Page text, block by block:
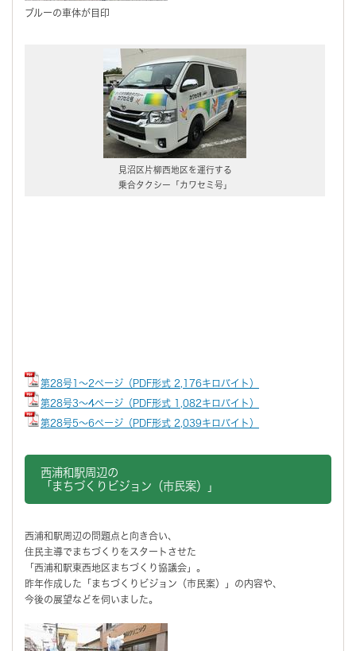
ブルーの車体が目印
見沼区片柳西地区を運行する
乗合タクシー「カワセミ号」
第28号1～2ページ（PDF形式 2,176キロバイト）
第28号3～4ページ（PDF形式 1,082キロバイト）
第28号5～6ページ（PDF形式 2,039キロバイト）
西浦和駅周辺の
「まちづくりビジョン（市民案）」
西浦和駅周辺の問題点と向き合い、
住民主導でまちづくりをスタートさせた
「西浦和駅東西地区まちづくり協議会」。
昨年作成した「まちづくりビジョン（市民案）」の内容や、
今後の展望などを伺いました。